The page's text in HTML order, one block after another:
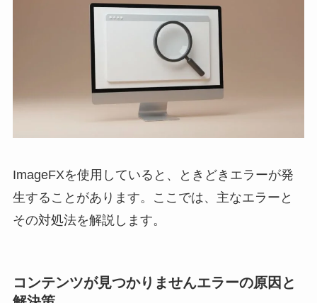
ImageFXを使用していると、ときどきエラーが発
生することがあります。ここでは、主なエラーと
その対処法を解説します。
コンテンツが見つかりませんエラーの原因と